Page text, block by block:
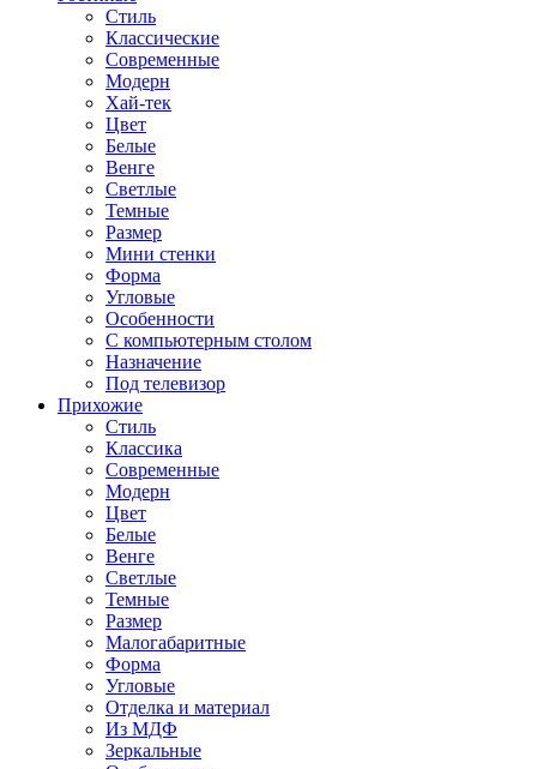
Стиль
Классические
Современные
Модерн
Хай-тек
Цвет
Белые
Венге
Светлые
Темные
Размер
Мини стенки
Форма
Угловые
Особенности
С компьютерным столом
Назначение
Под телевизор
Прихожие
Стиль
Классика
Современные
Модерн
Цвет
Белые
Венге
Светлые
Темные
Размер
Малогабаритные
Форма
Угловые
Отделка и материал
Из МДФ
Зеркальные